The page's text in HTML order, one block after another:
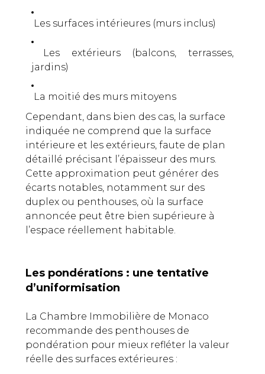
Les surfaces intérieures (murs inclus)
Les extérieurs (balcons, terrasses,
jardins)
La moitié des murs mitoyens
Cependant, dans bien des cas, la surface
indiquée ne comprend que la surface
intérieure et les extérieurs, faute de plan
détaillé précisant l’épaisseur des murs.
Cette approximation peut générer des
écarts notables, notamment sur des
duplex ou penthouses, où la surface
annoncée peut être bien supérieure à
l’espace réellement habitable.
Les pondérations : une tentative
d’uniformisation
La Chambre Immobilière de Monaco
recommande des penthouses de
pondération pour mieux refléter la valeur
réelle des surfaces extérieures :